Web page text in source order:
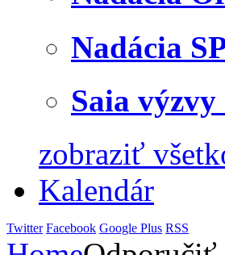
Nadácia
Saia
zobraziť
Kalendár
Twitter Facebook Google Plus RSS